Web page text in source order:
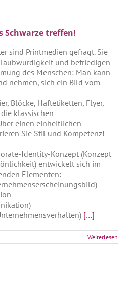
Schwarze treffen!
sind Printmedien gefragt. Sie
und befriedigen
des Menschen: Man kann
nehmen, sich ein Bild vom
Blöcke, Haftetiketten, Flyer,
klassischen
einen einheitlichen
Sie Stil und Kompetenz!
Identity-Konzept (Konzept
entwickelt sich im
Elementen:
[…]
Weiterlesen